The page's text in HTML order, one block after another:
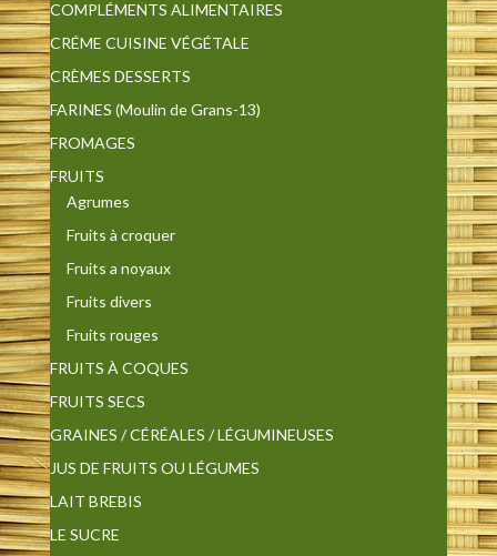
COMPLÉMENTS ALIMENTAIRES
CRÉME CUISINE VÉGÉTALE
CRÈMES DESSERTS
FARINES (Moulin de Grans-13)
FROMAGES
FRUITS
Agrumes
Fruits à croquer
Fruits a noyaux
Fruits divers
Fruits rouges
FRUITS À COQUES
FRUITS SECS
GRAINES / CÉRÉALES / LÉGUMINEUSES
JUS DE FRUITS OU LÉGUMES
LAIT BREBIS
LE SUCRE